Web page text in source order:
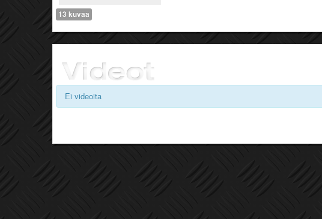
13 kuvaa
Ei videoita